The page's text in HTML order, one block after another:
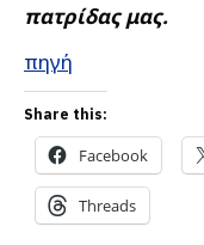
πατρίδας μας.
πηγή
Share this:
Facebook
Threads